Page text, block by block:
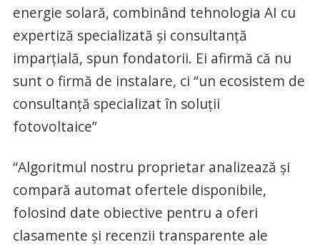
energie solară, combinând tehnologia AI cu
expertiză specializată și consultanță
imparțială, spun fondatorii. Ei afirmă că nu
sunt o firmă de instalare, ci “un ecosistem de
consultanță specializat în soluții
fotovoltaice”
“Algoritmul nostru proprietar analizează și
compară automat ofertele disponibile,
folosind date obiective pentru a oferi
clasamente și recenzii transparente ale